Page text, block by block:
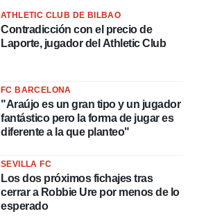
ATHLETIC CLUB DE BILBAO
Contradicción con el precio de
Laporte, jugador del Athletic Club
FC BARCELONA
"Araújo es un gran tipo y un jugador
fantástico pero la forma de jugar es
diferente a la que planteo"
SEVILLA FC
Los dos próximos fichajes tras
cerrar a Robbie Ure por menos de lo
esperado